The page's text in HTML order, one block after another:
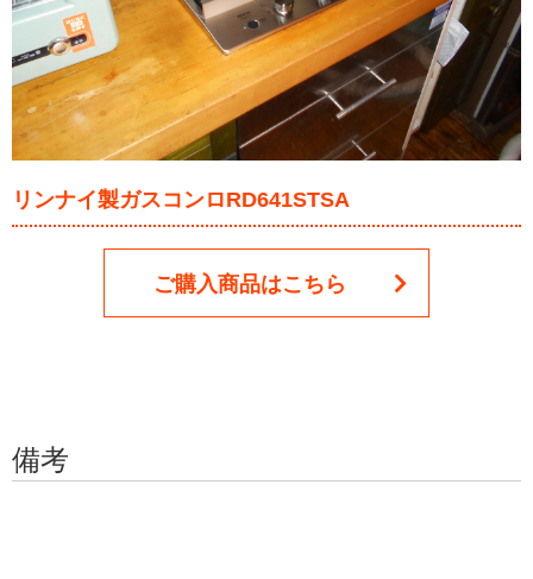
リンナイ製ガスコンロRD641STSA
ご購入商品はこちら
備考